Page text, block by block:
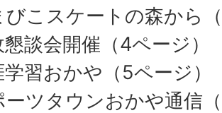
びこスケートの森から
談会開催（4ページ）
習おかや（5ページ）
ーツタウンおかや通信